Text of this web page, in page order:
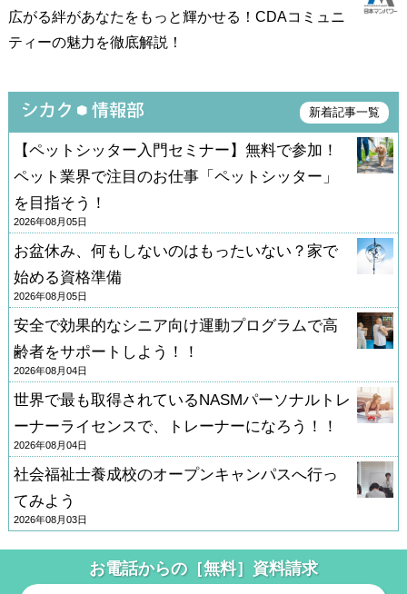
広がる絆があなたをもっと輝かせる！CDAコミュニ
ティーの魅力を徹底解説！
新着記事一覧
【ペットシッター入門セミナー】無料で参加！
ペット業界で注目のお仕事「ペットシッター」
を目指そう！
2026年08月05日
お盆休み、何もしないのはもったいない？家で
始める資格準備
2026年08月05日
安全で効果的なシニア向け運動プログラムで高
齢者をサポートしよう！！
2026年08月04日
世界で最も取得されているNASMパーソナルトレ
ーナーライセンスで、トレーナーになろう！！
2026年08月04日
社会福祉士養成校のオープンキャンパスへ行っ
てみよう
2026年08月03日
お電話からの［無料］資料請求